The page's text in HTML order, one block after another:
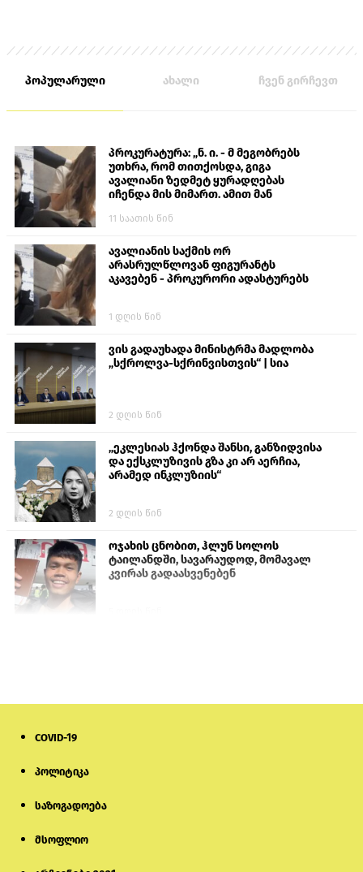
პოპულარული ახალი ჩვენ გირჩევთ
პროკურატურა: „ნ. ი. - მ მეგობრებს
უთხრა, რომ თითქოსდა, გიგა
ავალიანი ზედმეტ ყურადღებას
იჩენდა მის მიმართ. ამით მან
თავს დასხმოდა გიგა ავალიანს“
11 საათის წინ
ავალიანის საქმის ორ
არასრულწლოვან ფიგურანტს
აკავებენ - პროკურორი ადასტურებს
1 დღის წინ
ვის გადაუხადა მინისტრმა მადლობა
„სქროლვა-სქრინვისთვის“ | სია
2 დღის წინ
„ეკლესიას ჰქონდა შანსი, განზიდვისა
და ექსკლუზივის გზა კი არ აერჩია,
არამედ ინკლუზიის“
2 დღის წინ
ოჯახის ცნობით, ჰლუნ სოლოს
ტაილანდში, სავარაუდოდ, მომავალ
კვირას გადაასვენებენ
სომხეთში გამოძიება დაიწყო
COVID-19
პოლიტიკა
საზოგადოება
მსოფლიო